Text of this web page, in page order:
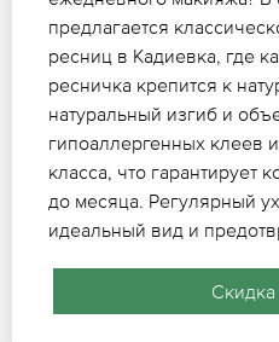
предлагается
ресниц в Кадиевка, где
ресничка крепится к
натуральный изгиб и
гипоаллергенных клеев
класса, что гарантирует
до месяца. Регулярный
идеальный вид и
Скидка